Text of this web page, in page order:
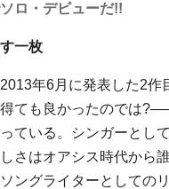
ロ・デビューだ!!
一枚
年6月に発表した2作
ても良かったのでは
ている。シンガーとし
さはオアシス時代から
ングライターとしての